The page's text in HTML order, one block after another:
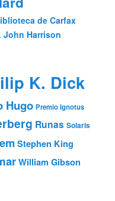
de Carfax
John Harrison
K. Dick
Hugo Premio Ignotus
Runas Solaris
Stephen King
William Gibson